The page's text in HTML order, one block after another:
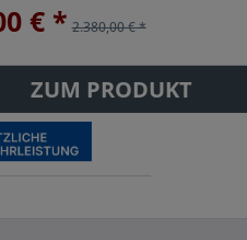
€ * 2.380,00 € *
ZUM PRODUKT